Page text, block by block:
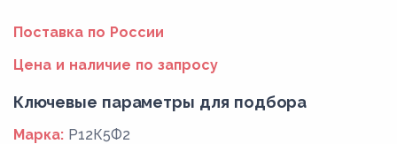
Поставка по России
Цена и наличие по запросу
Ключевые параметры для подбора
Марка: Р12К5Ф2